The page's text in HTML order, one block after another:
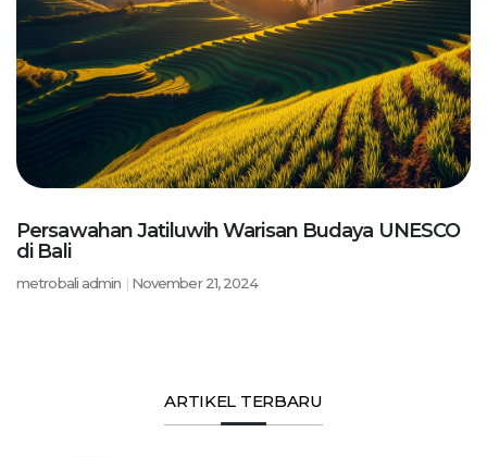
Persawahan Jatiluwih Warisan Budaya UNESCO
di Bali
metrobali admin November 21, 2024
ARTIKEL TERBARU